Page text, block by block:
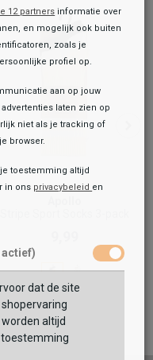
Sock
36-40
12 partners informatie over
en mogelijk ook buiten
zoals je
profiel op.
aan op jouw
laten zien op
niet als je tracking of
browser.
toestemming altijd
in ons privacybeleid en
dat de site
altijd